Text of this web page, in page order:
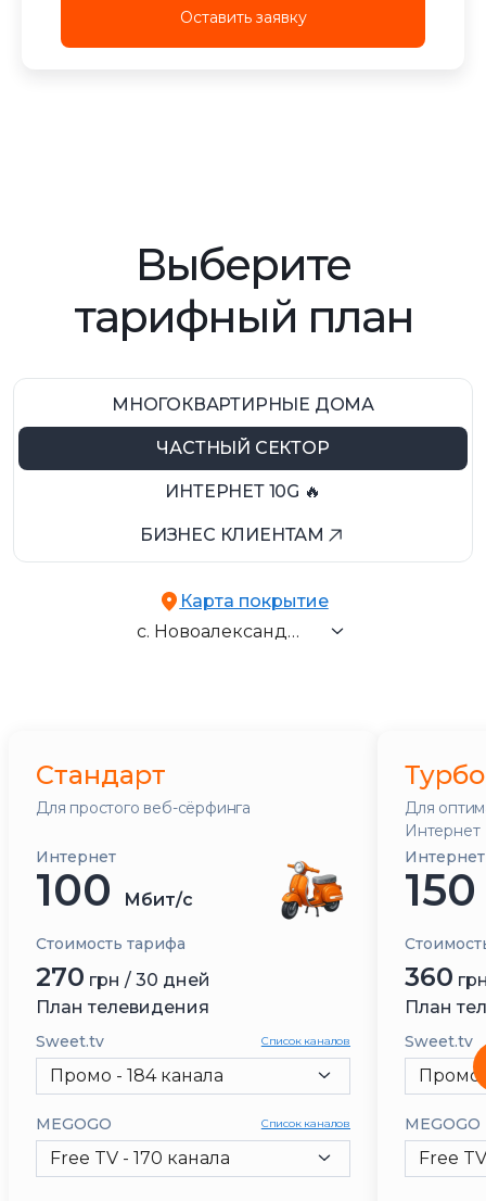
Оставить заявку
Выберите
тарифный план
МНОГОКВАРТИРНЫЕ ДОМА
ЧАСТНЫЙ СЕКТОР
ИНТЕРНЕТ 10G 🔥
БИЗНЕС КЛИЕНТАМ
Карта покрытие
с. Новоалександровка
г. Запорожье
пгт. Балабино
с. Веселянка
Стандарт
Для простого веб-сёрфинга
Интернет
100 Мбит/с
Стоимость тарифа
270 грн / 30 дней
План телевидения
Sweet.tv Список каналов
Промо - 184 канала
MEGOGO Список каналов
Free TV - 170 канала
Турбо
Для
Интернет
Интернет
360
План
Sweet.tv
Промо
MEGOGO
Free